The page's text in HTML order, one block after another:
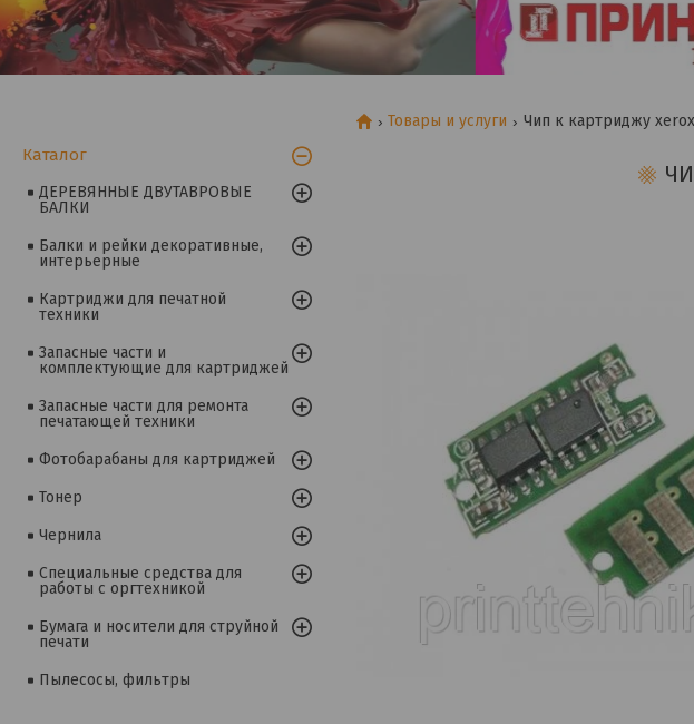
Товары и услуги Чип к картриджу
Каталог
ДЕРЕВЯННЫЕ ДВУТАВРОВЫЕ
БАЛКИ
Балки и рейки декоративные,
интерьерные
Картриджи для печатной
техники
Запасные части и
комплектующие для картриджей
Запасные части для ремонта
печатающей техники
Фотобарабаны для картриджей
Тонер
Чернила
Специальные средства для
работы с оргтехникой
Бумага и носители для струйной
печати
Пылесосы, фильтры